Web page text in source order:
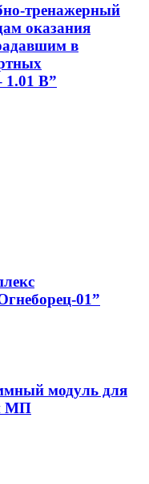
тренажерный
оказания
в
1.01 В”
01”
модуль для
МП